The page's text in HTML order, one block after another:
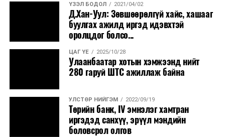
ҮЗЭЛ БОДОЛ 2021/04/02
Д.Хан-Уул: Зөвшөөрөлгүй хайс, хашааг
буулгах ажилд иргэд идэвхтэй
оролцдог болсо...
ЦАГ ҮЕ 2025/10/28
Улаанбаатар хотын хэмжээнд нийт
280 гаруй ШТС ажиллаж байна
УЛСТӨР НИЙГЭМ 2022/09/19
Төрийн банк, IV эмнэлэг хамтран
иргэдэд санхүү, эрүүл мэндийн
боловсрол олгов